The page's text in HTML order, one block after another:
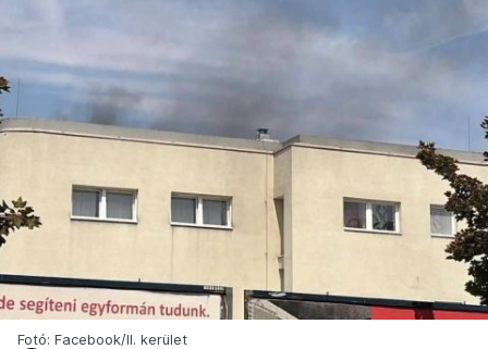
Fotó: Facebook/II. kerület